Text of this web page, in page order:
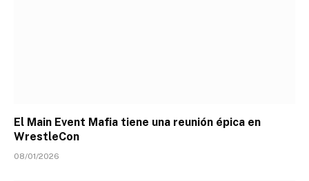
El Main Event Mafia tiene una reunión épica en
WrestleCon
08/01/2026